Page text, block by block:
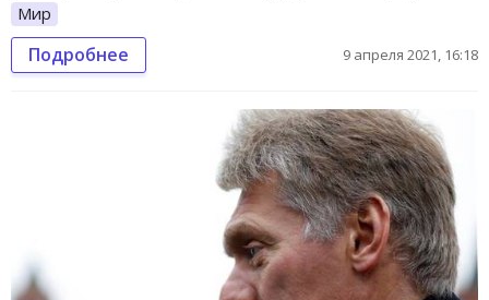
Мир
Подробнее 9 апреля 2021, 16:18